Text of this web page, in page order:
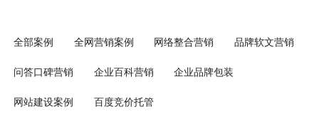
全部案例 全网营销案例 网络整合营销 品牌软文营销
问答口碑营销 企业百科营销 企业品牌包装
网站建设案例 百度竞价托管